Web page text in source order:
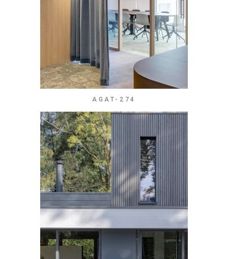
AGAT-274